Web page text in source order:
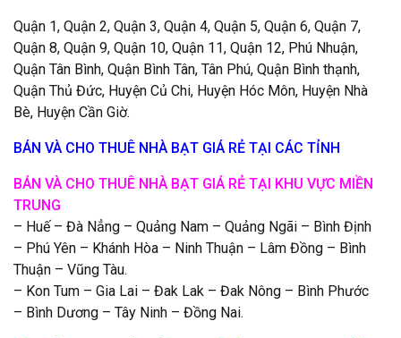
Quận 1, Quận 2, Quận 3, Quận 4, Quận 5, Quận 6, Quận 7,
Quận 8, Quận 9, Quận 10, Quận 11, Quận 12, Phú Nhuận,
Quận Tân Bình, Quận Bình Tân, Tân Phú, Quận Bình thạnh,
Quận Thủ Đức, Huyện Củ Chi, Huyện Hóc Môn, Huyện Nhà
Bè, Huyện Cần Giờ.
BÁN VÀ CHO THUÊ NHÀ BẠT GIÁ RẺ TẠI CÁC TỈNH
BÁN VÀ CHO THUÊ NHÀ BẠT GIÁ RẺ TẠI KHU VỰC MIỀN
TRUNG
– Huế – Đà Nẳng – Quảng Nam – Quảng Ngãi – Bình Định
– Phú Yên – Khánh Hòa – Ninh Thuận – Lâm Đồng – Bình
Thuận – Vũng Tàu.
– Kon Tum – Gia Lai – Đak Lak – Đak Nông – Bình Phước
– Bình Dương – Tây Ninh – Đồng Nai.